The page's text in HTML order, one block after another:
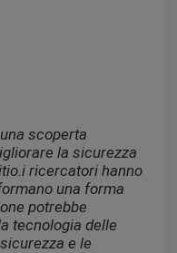
scoperta
la sicurezza
ricercatori hanno
una forma
potrebbe
tecnologia delle
e le